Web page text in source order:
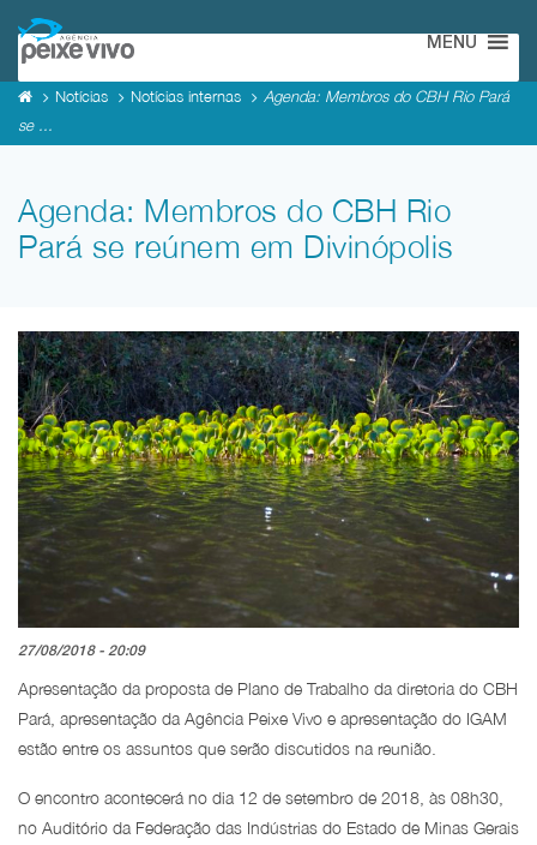
MENU
Notícias Notícias internas
Agenda: Membros do CBH Rio Pará
se ...
Agenda: Membros do CBH Rio
Pará se reúnem em Divinópolis
27/08/2018 - 20:09
Apresentação da proposta de Plano de Trabalho da diretoria do CBH
Pará, apresentação da Agência Peixe Vivo e apresentação do IGAM
estão entre os assuntos que serão discutidos na reunião.
O encontro acontecerá no dia 12 de setembro de 2018, às 08h30,
no Auditório da Federação das Indústrias do Estado de Minas Gerais